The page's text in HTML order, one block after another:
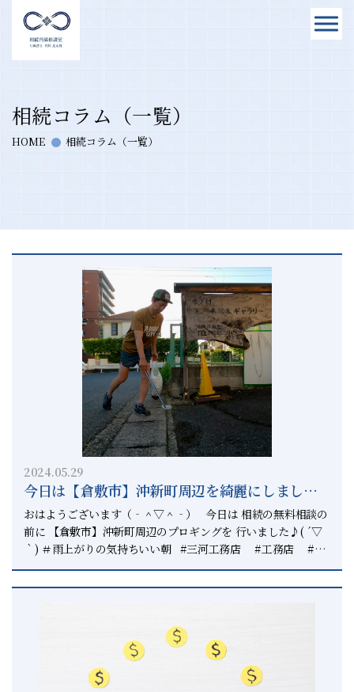
相続コラム（一覧）
HOME 相続コラム（一覧）
2024.05.29
今日は【倉敷市】沖新町周辺を綺麗にしました✨
ー【倉敷市】と【総社市】で相続の相談は上級
相続診断士へー
おはようございます（‐＾▽＾‐） 今日は 相続の無料相談の
前に 【倉敷市】沖新町周辺のプロギングを 行いました♪( ´▽
｀) ＃雨上がりの気持ちいい朝 #三河工務店 #工務店 #プ
ロギング #プロギングシティ #plogging #ploggingcity
#プロギング倉敷 #倉敷 #総社 #正直不動産 #相続円満